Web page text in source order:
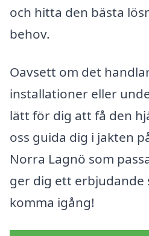
och hitta den bästa
behov.
Oavsett om det
installationer eller
lätt för dig att få den
oss guida dig i jakten
Norra Lagnö som
ger dig ett erbjudande
komma igång!